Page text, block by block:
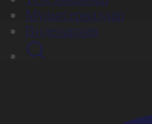
Мультсериалдар
Видеоархив